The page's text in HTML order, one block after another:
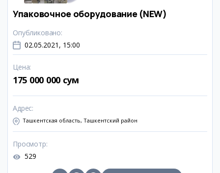
Упаковочное оборудование (NEW)
Опубликовано:
02.05.2021, 15:00
Цена:
175 000 000 сум
Адрес:
Ташкентская область, Ташкентский район
Просмотр:
529